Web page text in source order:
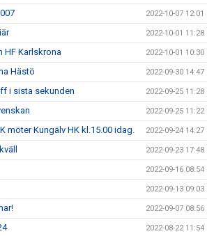
2022-10-07 12:01
2022-10-01 11:28
HF Karlskrona 2022-10-01 10:30
Hästö 2022-09-30 14:47
i sista sekunden 2022-09-25 11:28
2022-09-25 11:22
möter Kungälv HK kl.15.00 idag. 2022-09-24 14:27
2022-09-23 17:48
2022-09-16 08:54
2022-09-13 09:03
2022-09-07 08:56
2022-08-22 11:54